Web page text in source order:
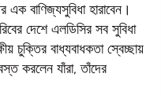
বাণিজ্যসুবিধা হারাবেন।
দেশে এলডিসির সব সুবিধা
চুক্তির বাধ্যবাধকতা স্বেচ্ছায়
করলেন যাঁরা, তাঁদের